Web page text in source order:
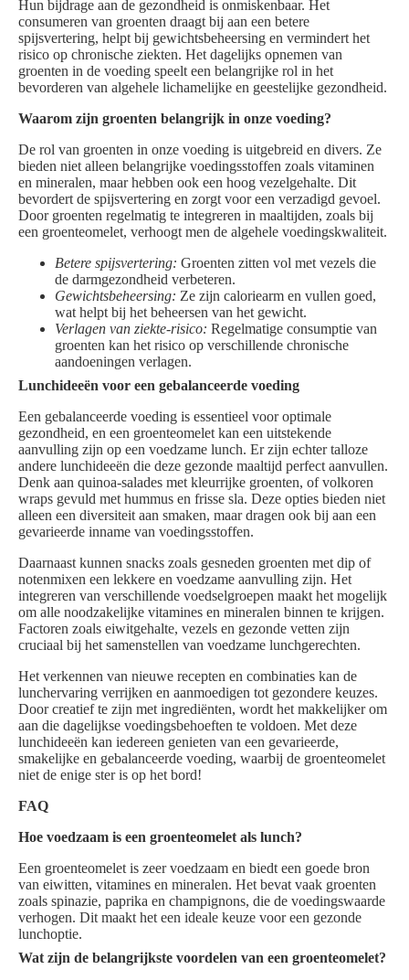
Hun bijdrage aan de gezondheid is onmiskenbaar. Het
consumeren van groenten draagt bij aan een betere
spijsvertering, helpt bij gewichtsbeheersing en vermindert het
risico op chronische ziekten. Het dagelijks opnemen van
groenten in de voeding speelt een belangrijke rol in het
bevorderen van algehele lichamelijke en geestelijke gezondheid.
Waarom zijn groenten belangrijk in onze voeding?
De rol van groenten in onze voeding is uitgebreid en divers. Ze
bieden niet alleen belangrijke voedingsstoffen zoals vitaminen
en mineralen, maar hebben ook een hoog vezelgehalte. Dit
bevordert de spijsvertering en zorgt voor een verzadigd gevoel.
Door groenten regelmatig te integreren in maaltijden, zoals bij
een groenteomelet, verhoogt men de algehele voedingskwaliteit.
Betere spijsvertering: Groenten zitten vol met vezels die
de darmgezondheid verbeteren.
Gewichtsbeheersing: Ze zijn caloriearm en vullen goed,
wat helpt bij het beheersen van het gewicht.
Verlagen van ziekte-risico: Regelmatige consumptie van
groenten kan het risico op verschillende chronische
aandoeningen verlagen.
Lunchideeën voor een gebalanceerde voeding
Een gebalanceerde voeding is essentieel voor optimale
gezondheid, en een groenteomelet kan een uitstekende
aanvulling zijn op een voedzame lunch. Er zijn echter talloze
andere lunchideeën die deze gezonde maaltijd perfect aanvullen.
Denk aan quinoa-salades met kleurrijke groenten, of volkoren
wraps gevuld met hummus en frisse sla. Deze opties bieden niet
alleen een diversiteit aan smaken, maar dragen ook bij aan een
gevarieerde inname van voedingsstoffen.
Daarnaast kunnen snacks zoals gesneden groenten met dip of
notenmixen een lekkere en voedzame aanvulling zijn. Het
integreren van verschillende voedselgroepen maakt het mogelijk
om alle noodzakelijke vitamines en mineralen binnen te krijgen.
Factoren zoals eiwitgehalte, vezels en gezonde vetten zijn
cruciaal bij het samenstellen van voedzame lunchgerechten.
Het verkennen van nieuwe recepten en combinaties kan de
lunchervaring verrijken en aanmoedigen tot gezondere keuzes.
Door creatief te zijn met ingrediënten, wordt het makkelijker om
aan die dagelijkse voedingsbehoeften te voldoen. Met deze
lunchideeën kan iedereen genieten van een gevarieerde,
smakelijke en gebalanceerde voeding, waarbij de groenteomelet
niet de enige ster is op het bord!
FAQ
Hoe voedzaam is een groenteomelet als lunch?
Een groenteomelet is zeer voedzaam en biedt een goede bron
van eiwitten, vitamines en mineralen. Het bevat vaak groenten
zoals spinazie, paprika en champignons, die de voedingswaarde
verhogen. Dit maakt het een ideale keuze voor een gezonde
lunchoptie.
Wat zijn de belangrijkste voordelen van een groenteomelet?